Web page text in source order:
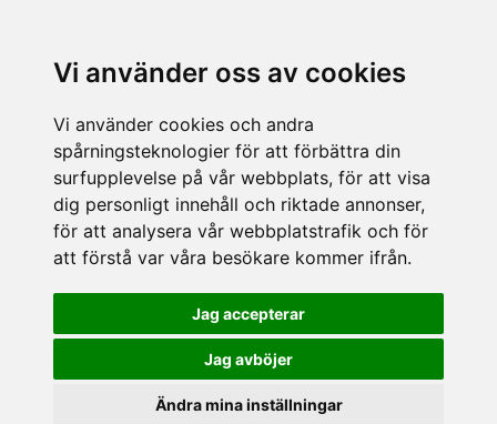
Vi använder oss av cookies
Vi använder cookies och andra
spårningsteknologier för att förbättra din
surfupplevelse på vår webbplats, för att visa
dig personligt innehåll och riktade annonser,
för att analysera vår webbplatstrafik och för
att förstå var våra besökare kommer ifrån.
Jag accepterar
Jag avböjer
Ändra mina inställningar